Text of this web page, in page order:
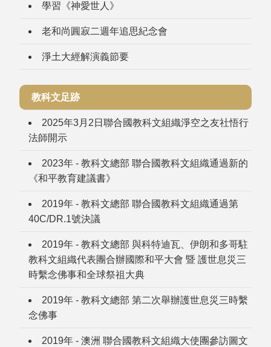
學習《神愛世人》
老和尚圓寂二週年追思紀念會
淨土大經解演義節要
教科文足跡
2025年3月2日聯合國教科文組織淨空之友社悟行
法師開示
2023年 - 教科文總部 聯合國教科文組織通過新的
《和平教育建議書》
2019年 - 教科文總部 聯合國教科文組織通過第
40C/DR.1號決議
2019年 - 教科文總部 與科特迪瓦、伊朗和多哥駐
教科文組織代表團合辦國際和平大會 暨 護世息災三
時繫念佛事和全球祭祖大典
2019年 - 教科文總部 第二次舉辦護世息災三時繫
念佛事
2019年 - 澳洲 聯合國教科文組織大使團參訪圖文